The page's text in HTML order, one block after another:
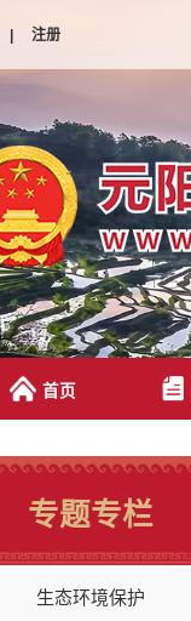
| 注册
首页
专题专栏
生态环境保护